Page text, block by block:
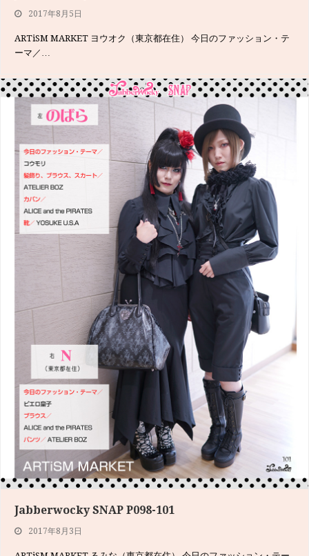
2017年8月5日
ARTiSM MARKET ヨウオク（東京都在住） 今日のファッション・テ
ーマ／…
Jabberwocky SNAP P098-101
2017年8月3日
2017年6月7日
皇子系ファッションの代表のひとつが、ALICE and the PIRATES!…
2017年6月5日